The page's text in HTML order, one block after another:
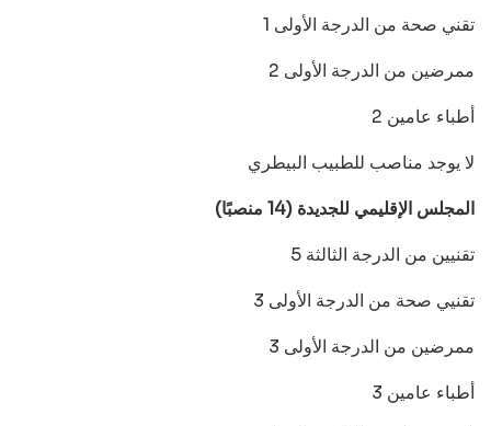
1 تقني صحة من الدرجة الأولى
2 ممرضين من الدرجة الأولى
2 أطباء عامين
لا يوجد مناصب للطبيب البيطري
المجلس الإقليمي للجديدة (14 منصبًا)
5 تقنيين من الدرجة الثالثة
3 تقنيي صحة من الدرجة الأولى
3 ممرضين من الدرجة الأولى
3 أطباء عامين